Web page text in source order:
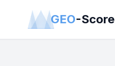
GEO-Score